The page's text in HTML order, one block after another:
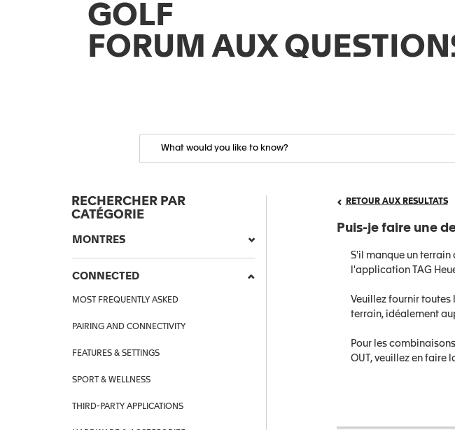
GOLF
FORUM AUX
RECHERCHER PAR
CATÉGORIE
MONTRES
CONNECTED
MOST FREQUENTLY ASKED
PAIRING AND CONNECTIVITY
FEATURES & SETTINGS
SPORT & WELLNESS
THIRD-PARTY APPLICATIONS
RETOUR AUX RESULTATS
Puis-je faire une
S'il manque un
l'application TAG
Veuillez fournir toutes
terrain, idéalement
Pour les
OUT, veuillez en faire